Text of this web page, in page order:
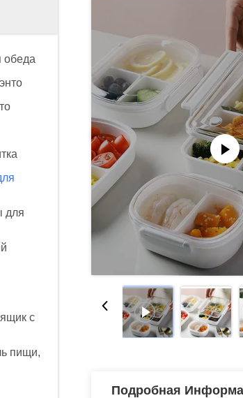
обеда
для
с
пищи,
Подробная